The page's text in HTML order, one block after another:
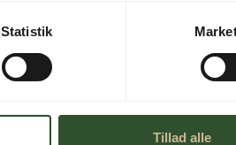
Statistik
Tillad alle
KVALITET DU KAN REGNE
Vi fører kun produkter, vi
forhold.